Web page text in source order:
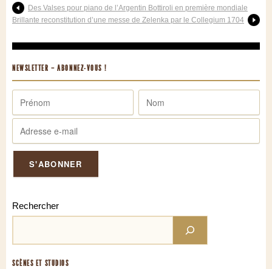
Des Valses pour piano de l’Argentin Bottiroli en première mondiale
Brillante reconstitution d’une messe de Zelenka par le Collegium 1704
NEWSLETTER – ABONNEZ-VOUS !
Rechercher
SCÈNES ET STUDIOS